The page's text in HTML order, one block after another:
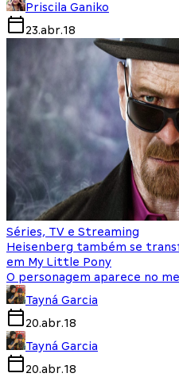
Priscila Ganiko
23.abr.18
Séries, TV e Streaming
Heisenberg também se
em My Little Pony
O personagem aparece no
Tayná Garcia
20.abr.18
Tayná Garcia
20.abr.18